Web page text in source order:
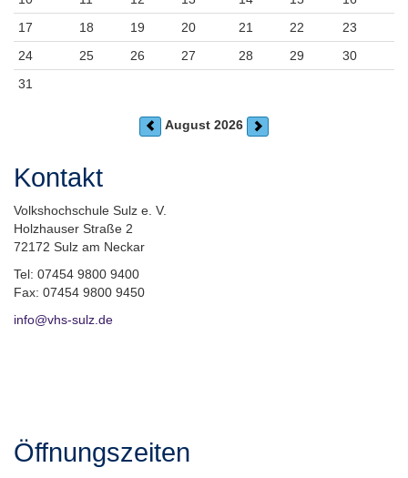
17
18 19 20 21 22
23
24
25 26 27 28 29
30
31
August 2026
Kontakt
Volkshochschule Sulz e. V.
Holzhauser Straße 2
72172 Sulz am Neckar
Tel: 07454 9800 9400
Fax: 07454 9800 9450
info@vhs-sulz.de
Öffnungszeiten